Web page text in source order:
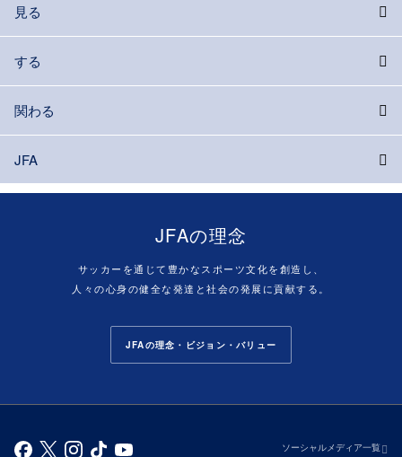
見る
する
関わる
JFA
JFAの理念
サッカーを通じて豊かなスポーツ文化を創造し、
人々の心身の健全な発達と社会の発展に貢献する。
JFAの理念・ビジョン・バリュー
ソーシャルメディア一覧